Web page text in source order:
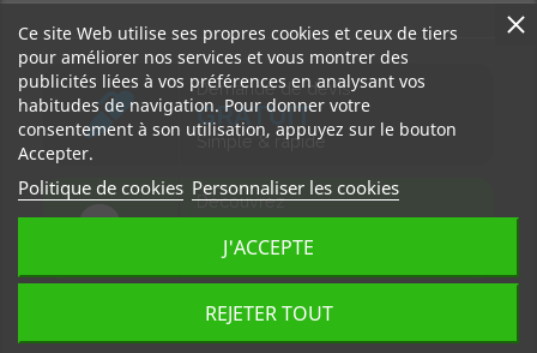
Demande de devis
GRATUIT
Simple & rapide
Découvrez
Accédez à nos articles
Ce site Web utilise ses propres cookies et ceux de tiers
pour améliorer nos services et vous montrer des
publicités liées à vos préférences en analysant vos
habitudes de navigation. Pour donner votre
consentement à son utilisation, appuyez sur le bouton
Accepter.
Politique de cookies Personnaliser les cookies
REJETER TOUT
J'ACCEPTE
Tous droits réservés, MD Ouest © 2026